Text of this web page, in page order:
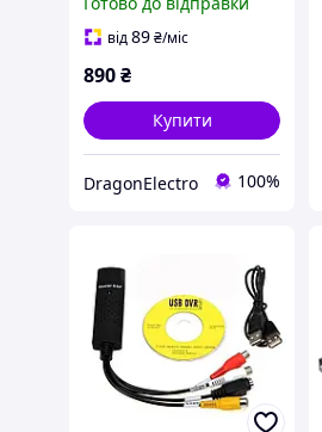
для стримінгу та
запису відео
від89₴/міс
890₴
Купити
DragonElectro 100%